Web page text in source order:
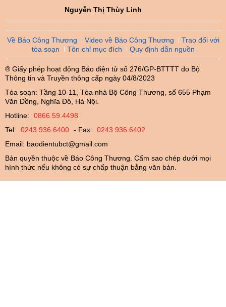
Nguyễn Thị Thùy Linh
Về Báo Công Thương Video về Báo Công Thương
Trao đổi với
tòa soạn
Tôn chỉ mục đích Quy định dẫn nguồn
® Giấy phép hoạt động Báo điện tử số 276/GP-BTTTT do Bộ
Thông tin và Truyền thông cấp ngày 04/8/2023
Tòa soạn: Tầng 10-11, Tòa nhà Bộ Công Thương, số 655 Phạm
Văn Đồng, Nghĩa Đô, Hà Nội.
Hotline:
0866.59.4498
Tel:
0243.936.6400 - Fax:
0243.936.6402
Email: baodientubct@gmail.com
Bản quyền thuộc về Báo Công Thương. Cấm sao chép dưới mọi
hình thức nếu không có sự chấp thuận bằng văn bản.